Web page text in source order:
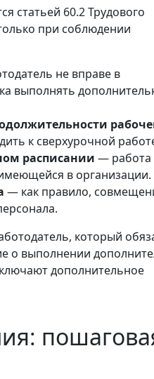
статьей 60.2 Трудового
при соблюдении
не вправе в
выполнять
к сверхурочной
расписании — работа
в организации.
— как правило,
который
о выполнении
дополнительное